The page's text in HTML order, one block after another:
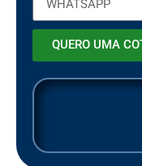
QUERO UMA